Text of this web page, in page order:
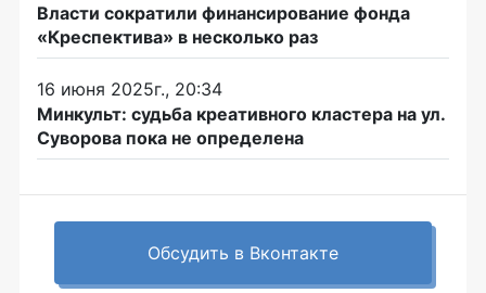
Власти сократили финансирование фонда
«Креспектива» в несколько раз
16 июня 2025г., 20:34
Минкульт: судьба креативного кластера на ул.
Суворова пока не определена
Обсудить в Вконтакте